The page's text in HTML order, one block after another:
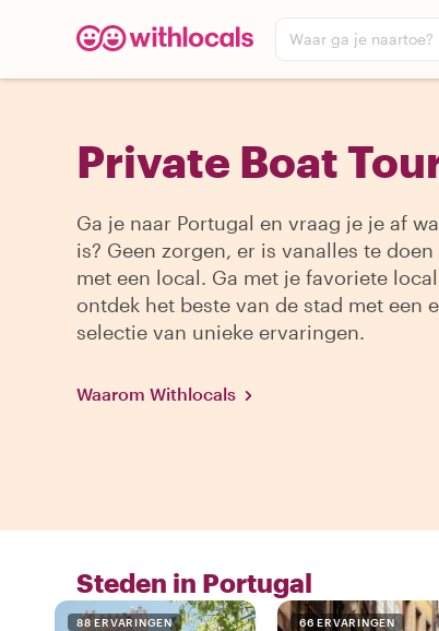
Waar ga je naartoe?
Private Boat
Ga je naar Portugal en vraag je je af
is? Geen zorgen, er is vanalles te
met een local. Ga met je favoriete
ontdek het beste van de stad met een
selectie van unieke ervaringen.
Waarom Withlocals
Steden in Portugal
88 ERVARINGEN 66 ERVARINGEN